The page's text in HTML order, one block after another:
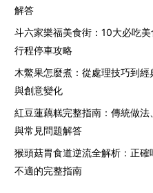
解答
斗六家樂福美食街：10大必吃美
行程停車攻略
木鱉果怎麼煮：從處理技巧到經
與創意變化
紅豆蓮藕糕完整指南：傳統做法
與常見問題解答
猴頭菇胃食道逆流全解析：正確
不適的完整指南